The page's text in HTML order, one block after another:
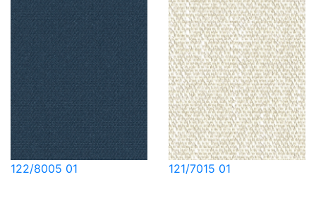
122/8005 01 121/7015 01